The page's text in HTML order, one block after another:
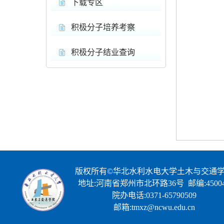
下载专区
积极分子培养考察
积极分子结业查询
版权所有©华北水利水电大学土木与交通
地址:河南省郑州市北环路36号 邮编
院办电话:0371-65790509
邮箱:tmxz@ncwu.edu.cn